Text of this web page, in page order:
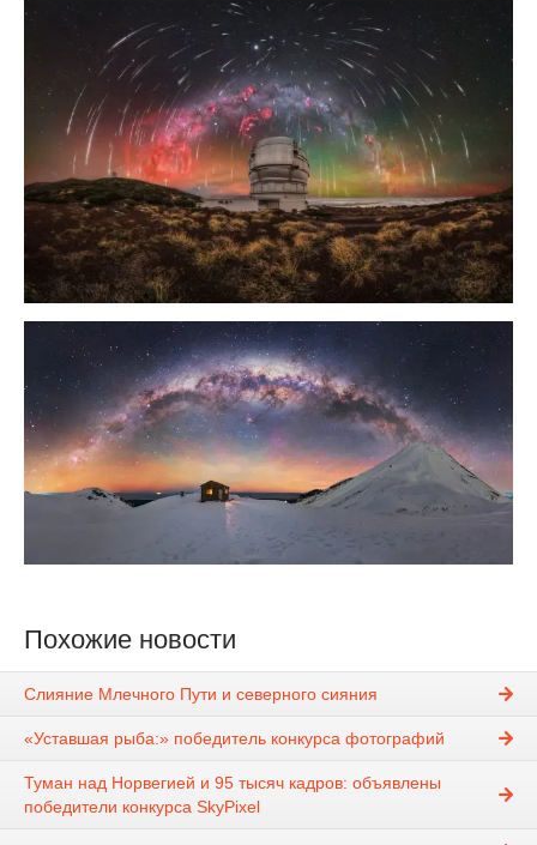
Похожие новости
Слияние Млечного Пути и северного сияния
«Уставшая рыба:» победитель конкурса фотографий
Туман над Норвегией и 95 тысяч кадров: объявлены
победители конкурса SkyPixel